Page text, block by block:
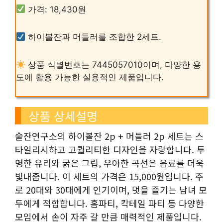
가격: 18,430원
하이볼잔과 머들러를 조합한 2세트.
상품 식별번호는 7445057010이며, 다양한 용
도에 활용 가능한 실용적인 제품입니다.
상품 상세설명
술잔연구소의 하이볼잔 2p + 머들러 2p 세트는 스
타일리시하고 고퀄리티한 디자인을 자랑합니다. 투
명한 유리와 굵은 그립, 우아한 곡선은 음료를 더욱
빛내줍니다. 이 세트의 가격은 15,000원입니다. 주
로 20대와 30대에게 인기이며, 멋을 즐기는 남녀 모
두에게 적합합니다. 홈파티, 칵테일 파티 등 다양한
모임에서 손이 자주 갈 만큼 매력적인 제품입니다.